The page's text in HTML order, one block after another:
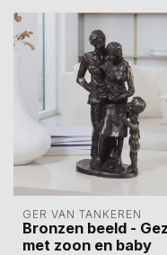
GER VAN TANKEREN
Bronzen beeld -
met zoon en baby